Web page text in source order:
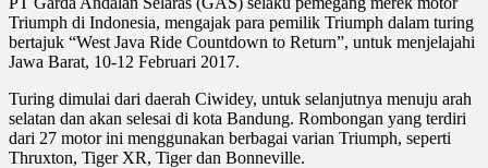
Triumph di Indonesia, mengajak para pemilik Triumph dalam turing
bertajuk “West Java Ride Countdown to Return”, untuk menjelajahi
Jawa Barat, 10-12 Februari 2017.
Turing dimulai dari daerah Ciwidey, untuk selanjutnya menuju arah
selatan dan akan selesai di kota Bandung. Rombongan yang terdiri
dari 27 motor ini menggunakan berbagai varian Triumph, seperti
Thruxton, Tiger XR, Tiger dan Bonneville.